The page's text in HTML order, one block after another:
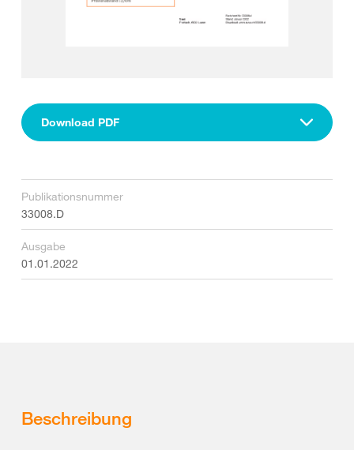
Download PDF
Publikationsnummer
33008.D
Ausgabe
01.01.2022
Beschreibung